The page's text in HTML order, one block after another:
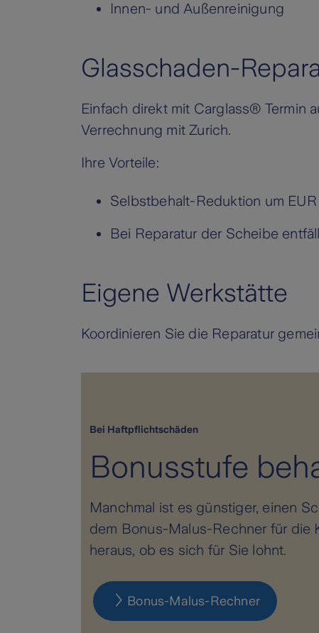
Innen- und Außenreinigung
Glasschaden-
Einfach direkt mit Carglass® Termin
Verrechnung mit Zurich.
Ihre Vorteile:
Selbstbehalt-Reduktion um
Bei Reparatur der Scheibe
Eigene Werkstätte
Koordinieren Sie die Reparatur
Bei Haftpflichtschäden
Bonusstufe
Manchmal ist es günstiger, einen
dem Bonus-Malus-Rechner für die
heraus, ob es sich für Sie lohnt.
Bonus-Malus-Rechner